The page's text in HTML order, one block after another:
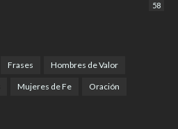
58
Frases Hombres de Valor
Mujeres de Fe Oración